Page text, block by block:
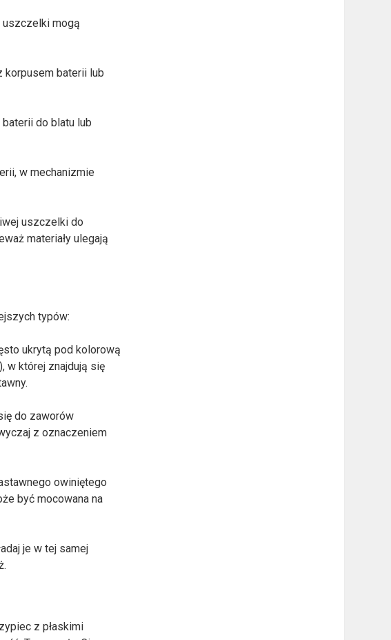
uszczelki mogą
korpusem baterii lub
do blatu lub
w mechanizmie
uszczelki do
materiały ulegają
typów:
ukrytą pod kolorową
w której znajdują się
do zaworów
z oznaczeniem
owiniętego
być mocowana na
je w tej samej
z płaskimi